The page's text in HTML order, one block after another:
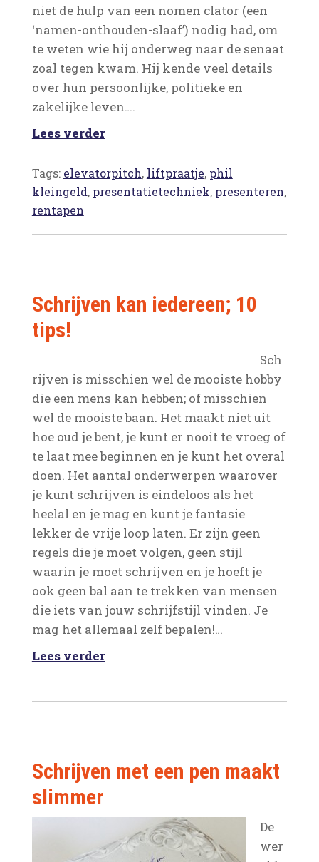
niet de hulp van een nomen clator (een
‘namen-onthouden-slaaf’) nodig had, om
te weten wie hij onderweg naar de senaat
zoal tegen kwam. Hij kende veel details
over hun persoonlijke, politieke en
zakelijke leven….
Lees verder
Tags: elevatorpitch, liftpraatje, phil
kleingeld, presentatietechniek, presenteren,
rentapen
Schrijven kan iedereen; 10
tips!
Sch
rijven is misschien wel de mooiste hobby
die een mens kan hebben; of misschien
wel de mooiste baan. Het maakt niet uit
hoe oud je bent, je kunt er nooit te vroeg of
te laat mee beginnen en je kunt het overal
doen. Het aantal onderwerpen waarover
je kunt schrijven is eindeloos als het
heelal en je mag en kunt je fantasie
lekker de vrije loop laten. Er zijn geen
regels die je moet volgen, geen stijl
waarin je moet schrijven en je hoeft je
ook geen bal aan te trekken van mensen
die iets van jouw schrijfstijl vinden. Je
mag het allemaal zelf bepalen!…
Lees verder
Schrijven met een pen maakt
slimmer
De
wer